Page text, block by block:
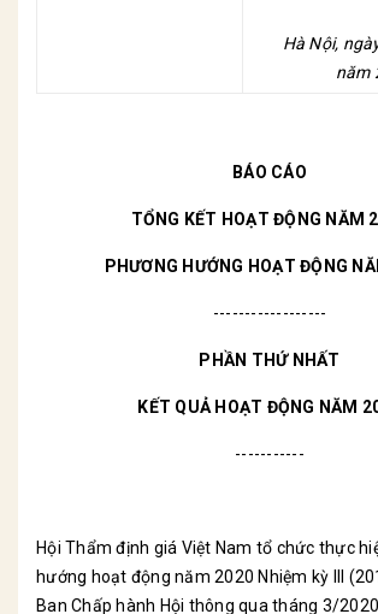
Hà Nội,
năm
BÁO CÁO
TỔNG KẾT HOẠT ĐỘNG NĂM
PHƯƠNG HƯỚNG HOẠT ĐỘNG
------------------
PHẦN THỨ NHẤT
KẾT QUẢ HOẠT ĐỘNG NĂM
-----------
Hội Thẩm định giá Việt Nam tổ chức thực
hướng hoạt động năm 2020 Nhiệm kỳ III
Ban Chấp hành Hội thông qua tháng 3/